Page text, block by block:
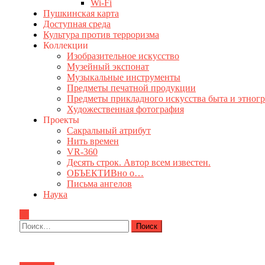
Wi-Fi
Пушкинская карта
Доступная среда
Культура против терроризма
Коллекции
Изобразительное искусство
Музейный экспонат
Музыкальные инструменты
Предметы печатной продукции
Предметы прикладного искусства быта и
Художественная фотография
Проекты
Сакральный атрибут
Нить времен
VR-360
Десять строк. Автор всем известен.
ОБЪЕКТИВно о…
Письма ангелов
Наука
Найти: